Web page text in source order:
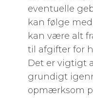
eventuelle
kan følge
kan være alt
til afgifter for
Det er vigtigt
grundigt
opmærksom